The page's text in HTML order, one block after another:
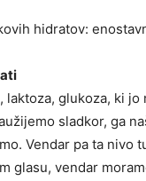
hidratov:
laktoza, glukoza, ki
sladkor, ga
Vendar pa ta nivo
glasu, vendar